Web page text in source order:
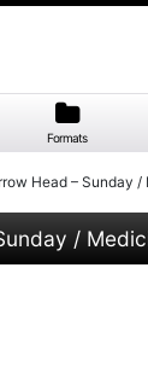
Formats
Head – Sunday /
/